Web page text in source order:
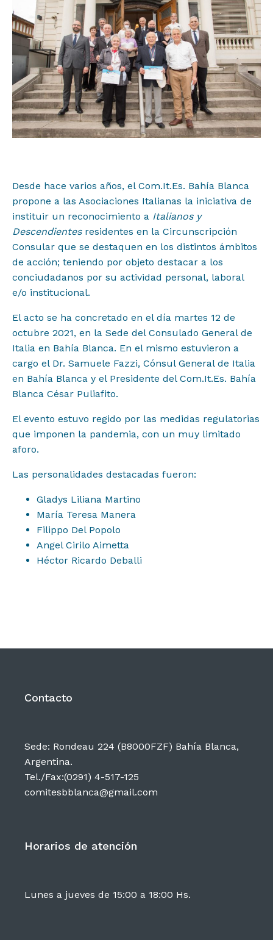
Desde hace varios años, el Com.It.Es. Bahía Blanca
propone a las Asociaciones Italianas la iniciativa de
instituir un reconocimiento a Italianos y
Descendientesresidentes en la Circunscripción
Consular que se destaquen en los distintos ámbitos
de acción; teniendo por objeto destacar a los
conciudadanos por su actividad personal, laboral
e/o institucional.
El acto se ha concretado en el día martes 12 de
octubre 2021, en la Sede del Consulado General de
Italia en Bahía Blanca. En el mismo estuvieron a
cargo el Dr. Samuele Fazzi, Cónsul General de Italia
en Bahía Blanca y el Presidente del Com.It.Es. Bahía
Blanca César Puliafito.
El evento estuvo regido por las medidas regulatorias
que imponen la pandemia, con un muy limitado
aforo.
Las personalidades destacadas fueron:
Gladys Liliana Martino
María Teresa Manera
Filippo Del Popolo
Angel Cirilo Aimetta
Héctor Ricardo Deballi
Contacto
Sede: Rondeau 224 (B8000FZF) Bahía Blanca,
Argentina.
Tel./Fax:(0291) 4-517-125
comitesbblanca@gmail.com
Horarios de atención
Lunes a jueves de 15:00 a 18:00 Hs.
Proyectos
Institucional
Muestras y Contenidos
Noticias
Difusión
Contacto